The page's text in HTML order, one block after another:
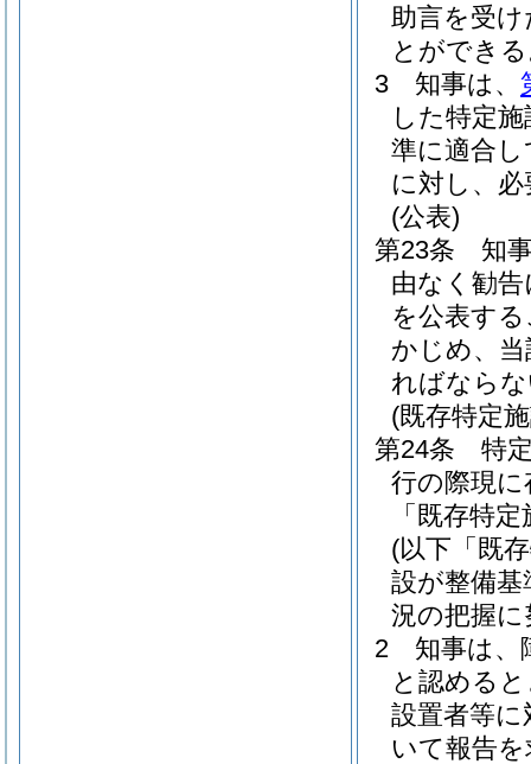
助言を受
とができ
3
知事は、
した特定
準に適合
に対し、
(公表)
第23条
知
由なく勧
を公表す
かじめ、
ればなら
(既存特定
第24条
特
行の際現
「既存特
(以下「既
設が整備
況の把握
2
知事は、
と認める
設置者等
いて報告